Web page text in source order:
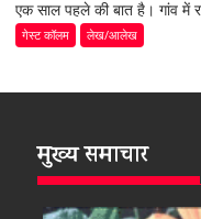
एक साल पहले की बात है। गांव में
गेस्ट कॉलम लेख/आलेख
मुख्य समाचार